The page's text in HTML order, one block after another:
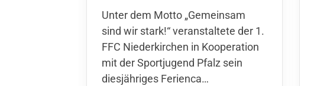
Unter dem Motto „Gemeinsam sind
wir stark!“ veranstaltete der 1. FFC
Niederkirchen in Kooperation mit
der Sportjugend Pfalz sein
diesjähriges Ferienca…